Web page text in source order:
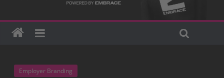
Employer Branding